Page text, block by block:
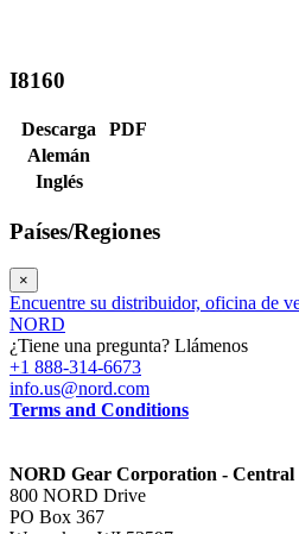
I8160
Descarga
PDF
Alemán
Inglés
Países/Regiones
×
Encuentre su distribuidor, oficina de
NORD
¿Tiene una pregunta? Llámenos
+1 888-314-6673
info.us@nord.com
Terms and Conditions
NORD Gear Corporation - Central
800 NORD Drive
PO Box 367